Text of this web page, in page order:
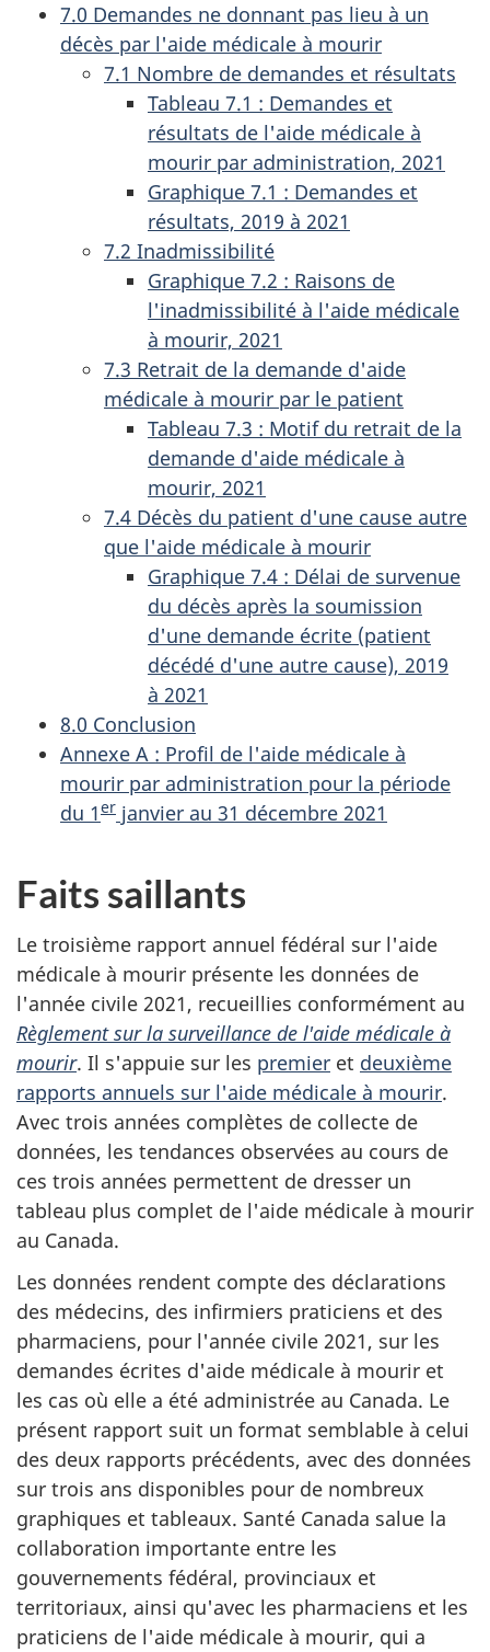
7.0 Demandes ne donnant pas lieu à un
décès par l'aide médicale à mourir
7.1 Nombre de demandes et résultats
Tableau 7.1 : Demandes et
résultats de l'aide médicale à
mourir par administration, 2021
Graphique 7.1 : Demandes et
résultats, 2019 à 2021
7.2 Inadmissibilité
Graphique 7.2 : Raisons de
l'inadmissibilité à l'aide médicale
à mourir, 2021
7.3 Retrait de la demande d'aide
médicale à mourir par le patient
Tableau 7.3 : Motif du retrait de la
demande d'aide médicale à
mourir, 2021
7.4 Décès du patient d'une cause autre
que l'aide médicale à mourir
Graphique 7.4 : Délai de survenue
du décès après la soumission
d'une demande écrite (patient
décédé d'une autre cause), 2019
à 2021
8.0 Conclusion
Annexe A : Profil de l'aide médicale à
mourir par administration pour la période
du 1er janvier au 31 décembre 2021
Faits saillants
Le troisième rapport annuel fédéral sur l'aide
médicale à mourir présente les données de
l'année civile 2021, recueillies conformément au
Règlement sur la surveillance de l'aide médicale à
mourir. Il s'appuie sur les premier et deuxième
rapports annuels sur l'aide médicale à mourir.
Avec trois années complètes de collecte de
données, les tendances observées au cours de
ces trois années permettent de dresser un
tableau plus complet de l'aide médicale à mourir
au Canada.
Les données rendent compte des déclarations
des médecins, des infirmiers praticiens et des
pharmaciens, pour l'année civile 2021, sur les
demandes écrites d'aide médicale à mourir et
les cas où elle a été administrée au Canada. Le
présent rapport suit un format semblable à celui
des deux rapports précédents, avec des données
sur trois ans disponibles pour de nombreux
graphiques et tableaux. Santé Canada salue la
collaboration importante entre les
gouvernements fédéral, provinciaux et
territoriaux, ainsi qu'avec les pharmaciens et les
praticiens de l'aide médicale à mourir, qui a